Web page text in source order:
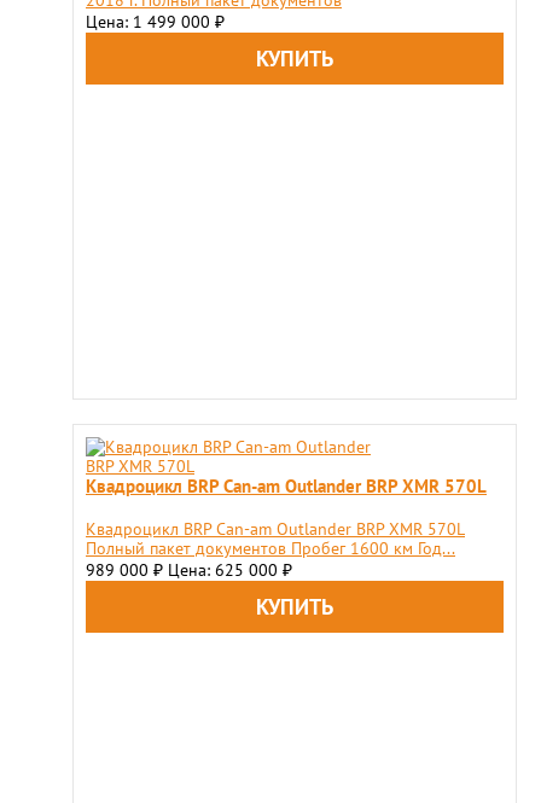
Цена: 1 499 000 ₽
Квадроцикл BRP Can-am Outlander BRP XMR 570L
Квадроцикл BRP Can-am Outlander BRP XMR 570L
Полный пакет документов Пробег 1600 км Год...
989 000 ₽ Цена: 625 000 ₽